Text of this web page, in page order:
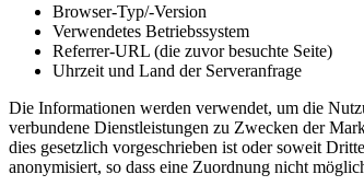
Browser-Typ/-Version
Verwendetes Betriebssystem
Referrer-URL (die zuvor besuchte Seite)
Uhrzeit und Land der Serveranfrage
Die Informationen werden verwendet, um die
verbundene Dienstleistungen zu Zwecken der
dies gesetzlich vorgeschrieben ist oder soweit
anonymisiert, so dass eine Zuordnung nicht